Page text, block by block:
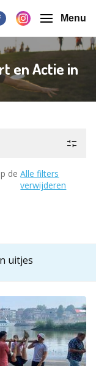
Menu
en Actie in
de Alle filters
verwijderen
uitjes